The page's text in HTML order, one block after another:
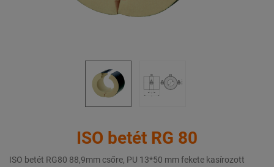
ISO betét RG 80
ISO betét RG80 88,9mm csőre, PU 13*50 mm fekete kasírozott